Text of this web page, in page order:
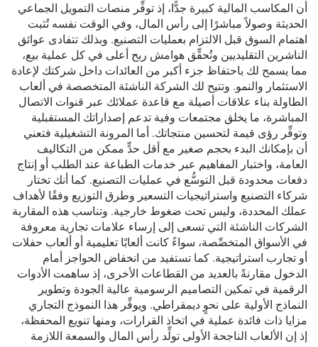
أن المكاسب المالية كبيرة جدًّا، إذ توفِّر منصات التمويل الجماعي
الحديثة وصولاً مباشرًا إلى رأس المال، وفي الوقت نفسه تُثبت
اهتمام السوق قبل الالتزام بعمليات التصنيع. وبذلك تتفادى عوائق
الناشرين التقليديين وتُحقِّق هوامش ربح أعلى في كل عملية بيع،
مما يسمح لك باحتفاظ جزء أكبر من العائدات داخل شركتك لإعادة
الاستثمار والنمو. وتتيح لك الشركة الناشئة المتخصصة في ألعاب
الطاولة بناء علاقات أصيلة مع قاعدة عملائك عبر قنوات الاتصال
المباشرة، ما يخلق مجتمعات وفية تدعم إصداراتك المستقبلية
وتوفِّر رؤى قيمة لتحسين منتجاتك. أما المرونة التشغيلية فتعني
أن بإمكانك البدء بحجم صغير مع أقل حدٍّ ممكن من التكاليف
العامة، واختبار المفاهيم عبر خدمات الطباعة عند الطلب أو إنتاج
دفعات محدودة قبل التوسُّع في عمليات التصنيع. كما أنك تختار
شركاء التصنيع واستراتيجيات التسعير وطرق التوزيع وفقًا لأهداف
عملك المحددة، وليس تحت ضغوط خارجية. وتناسب هذه المقاربة
الشركات الناشئة التي تسعى إلى إرساء علامات تجارية معروفة
في الأسواق المتخصِّصة، سواءً كانت ألعابًا تعليمية أو ألعاب حفلات
أو تجارب استراتيجية. كما تستفيد من انخفاض الحواجز أمام
الدخول مقارنةً بالعديد من القطاعات الأخرى، إذ ساهمت الأدوات
الرقمية في تمكين التصاميم الرسومية عالية الجودة وتطوير
النماذج الأولية على نحوٍ ديمقراطي. ويوفِّر هذا النموذج التجاري
مزايا ذات فائدة عملية في اتخاذ القرارات، ومنها تنويع المحفظة،
إذ إن الألعاب الناجحة الأولى تولِّد رأس المال والسمعة اللازمة